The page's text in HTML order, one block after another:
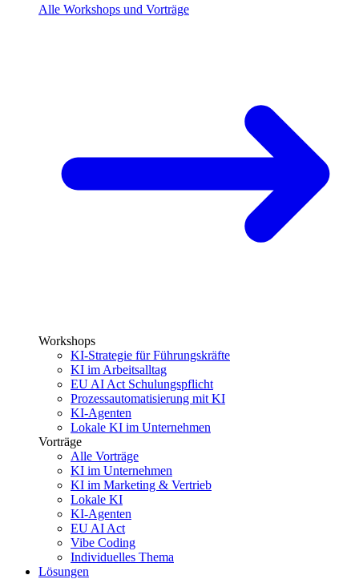
Alle Workshops und Vorträge
Workshops
KI-Strategie für Führungskräfte
KI im Arbeitsalltag
EU AI Act Schulungspflicht
Prozessautomatisierung mit KI
KI-Agenten
Lokale KI im Unternehmen
Vorträge
Alle Vorträge
KI im Unternehmen
KI im Marketing & Vertrieb
Lokale KI
KI-Agenten
EU AI Act
Vibe Coding
Individuelles Thema
Lösungen